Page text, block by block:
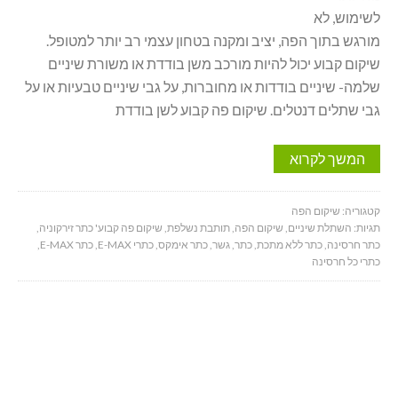
לשימוש, לא
מורגש בתוך הפה, יציב ומקנה בטחון עצמי רב יותר למטופל.
שיקום קבוע יכול להיות מורכב משן בודדת או משורת שיניים
שלמה- שיניים בודדות או מחוברות, על גבי שיניים טבעיות או על
גבי שתלים דנטלים. שיקום פה קבוע לשן בודדת
המשך לקרוא
קטגוריה: שיקום הפה
תגיות: השתלת שיניים, שיקום הפה,תותבת נשלפת, שיקום פה קבוע' כתר זירקוניה,
כתר חרסינה,כתר ללא מתכת,כתר,גשר,כתר אימקס,כתרי E-MAX ,כתר E-MAX
,
כתרי כל חרסינה